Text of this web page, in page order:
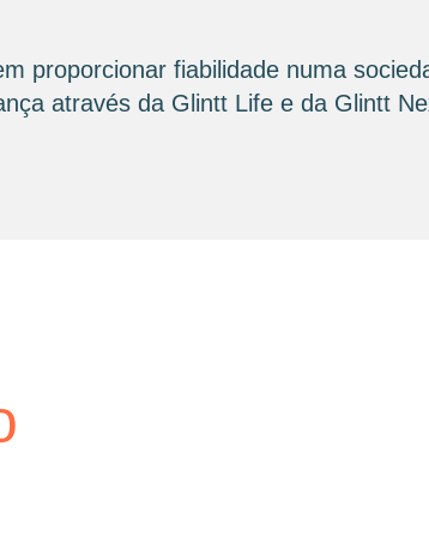
proporcionar fiabilidade numa
através da Glintt Life e da Glintt